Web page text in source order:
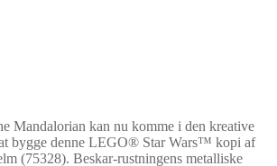
Mandalorian kan nu komme i den kreative
bygge denne LEGO® Star Wars™ kopi af
(75328). Beskar-rustningens metalliske